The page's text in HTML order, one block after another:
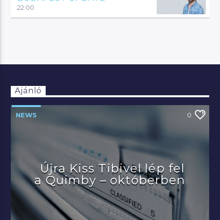
22:00
Ajánló
NEWS 0
Újra Kiss Tibivel lép fel
a Quimby – októberben